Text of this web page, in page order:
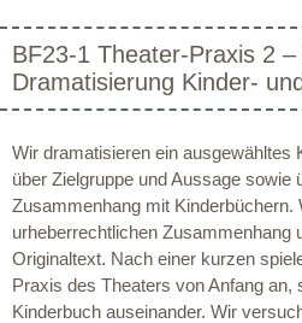
BF23-1 Theater-Praxis 2
Dramatisierung Kinder-
Wir dramatisieren ein ausgewähltes
über Zielgruppe und Aussage sowie
Zusammenhang mit Kinderbüchern.
urheberrechtlichen Zusammenhang
Originaltext. Nach einer kurzen
Praxis des Theaters von Anfang an,
Kinderbuch auseinander. Wir